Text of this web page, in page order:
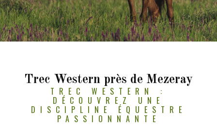
Trec Western près de Mezeray
TREC WESTERN :
DÉCOUVREZ UNE
DISCIPLINE ÉQUESTRE
PASSIONNANTE